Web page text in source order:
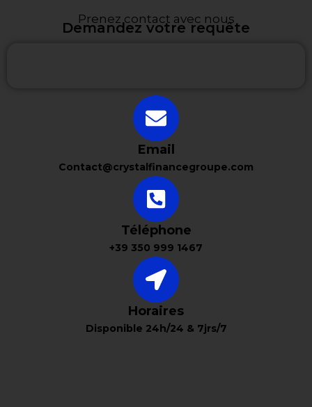
Prenez contact avec nous
Demandez votre requête
Email
Contact@crystalfinancegroupe.com
Téléphone
+39 350 999 1467
Horaires
Disponible 24h/24 & 7jrs/7